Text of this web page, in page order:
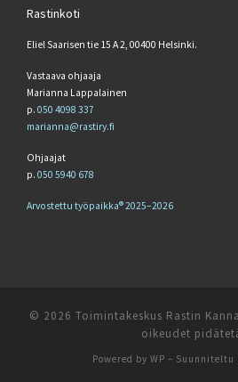
Rastinkoti
Eliel Saarisen tie 15 A 2, 00400 Helsinki.
Vastaava ohjaaja
Marianna Lappalainen
p. 050 4098 337
marianna@rastiry.fi
Ohjaajat
p. 050 5940 678
Arvostettu työpaikka® 2025–2026
© 2026 Toimintakeskus Rastin
oikeudet
Powered by WP – Suunniteltu